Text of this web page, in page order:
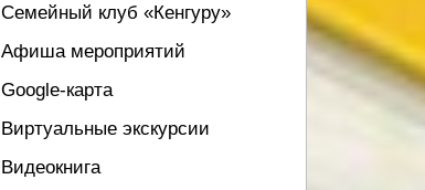
Семейный клуб «Кенгуру»
Афиша мероприятий
Google-карта
Виртуальные экскурсии
Видеокнига